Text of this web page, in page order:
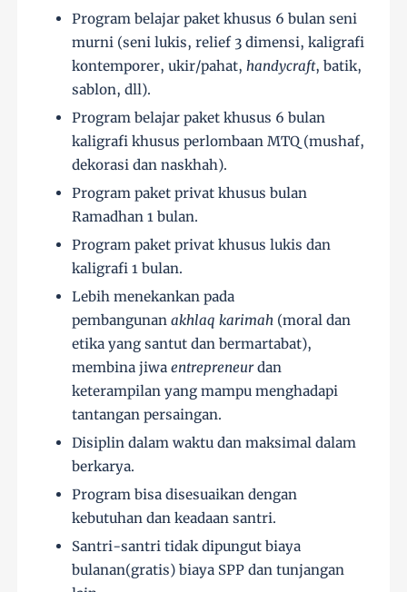
Program belajar paket khusus 6 bulan seni
murni (seni lukis, relief 3 dimensi, kaligrafi
kontemporer, ukir/pahat, handycraft, batik,
sablon, dll).
Program belajar paket khusus 6 bulan
kaligrafi khusus perlombaan MTQ (mushaf,
dekorasi dan naskhah).
Program paket privat khusus bulan
Ramadhan 1 bulan.
Program paket privat khusus lukis dan
kaligrafi 1 bulan.
Lebih menekankan pada
pembangunanakhlaq karimah (moral dan
etika yang santut dan bermartabat),
membina jiwaentrepreneurdan
keterampilan yang mampu menghadapi
tantangan persaingan.
Disiplin dalam waktu dan maksimal dalam
berkarya.
Program bisa disesuaikan dengan
kebutuhan dan keadaan santri.
Santri-santri tidak dipungut biaya
bulanan(gratis) biaya SPP dan tunjangan